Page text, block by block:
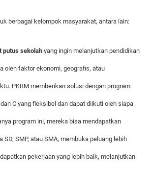
berbagai kelompok masyarakat, antara lain:
putus sekolah yang ingin melanjutkan pendidikan
oleh faktor ekonomi, geografis, atau
PKBM memberikan solusi dengan program
C yang fleksibel dan dapat diikuti oleh siapa
program ini, mereka bisa mendapatkan
SD, SMP, atau SMA, membuka peluang lebih
pekerjaan yang lebih baik, melanjutkan